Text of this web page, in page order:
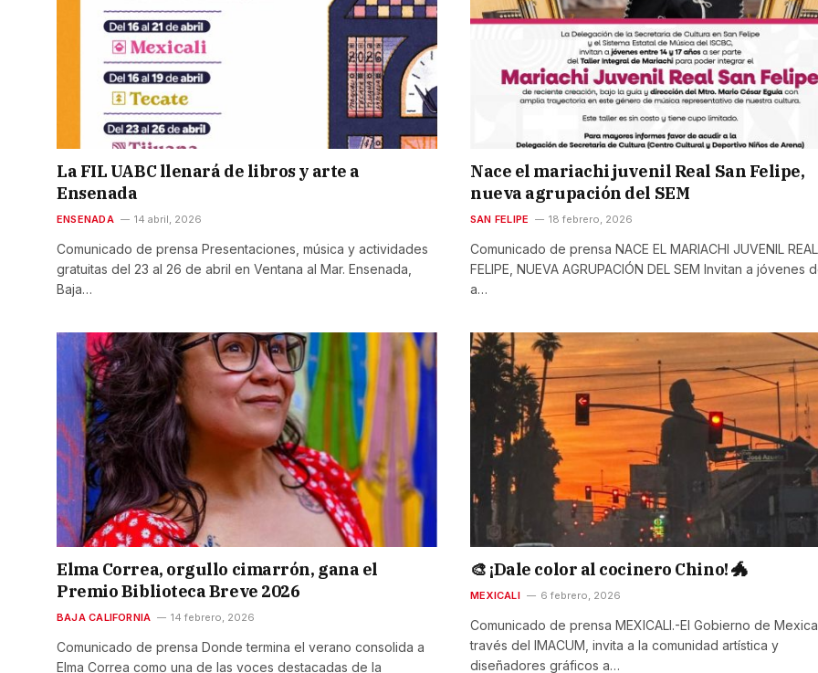
La FIL UABC llenará de libros y arte a
Ensenada
ENSENADA 14 abril, 2026
Comunicado de prensa Presentaciones, música y actividades
gratuitas del 23 al 26 de abril en Ventana al Mar. Ensenada,
Baja…
Nace el mariachi juvenil Real San Felipe,
nueva agrupación del SEM
SAN FELIPE 18 febrero, 2026
Comunicado de prensa NACE EL MARIACHI JUVENIL
FELIPE, NUEVA AGRUPACIÓN DEL SEM Invitan a jóvenes
a…
Elma Correa, orgullo cimarrón, gana el
Premio Biblioteca Breve 2026
BAJA CALIFORNIA 14 febrero, 2026
Comunicado de prensa Donde termina el verano consolida a
Elma Correa como una de las voces destacadas de la
🎨 ¡Dale color al cocinero Chino! 🐲
MEXICALI 6 febrero, 2026
Comunicado de prensa MEXICALI.-El Gobierno de
través del IMACUM, invita a la comunidad artística y
diseñadores gráficos a…